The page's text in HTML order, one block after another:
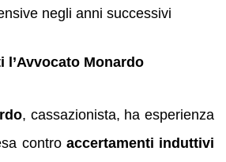
negli anni successivi
l’Avvocato Monardo
, cassazionista, ha esperienza
contro accertamenti induttivi